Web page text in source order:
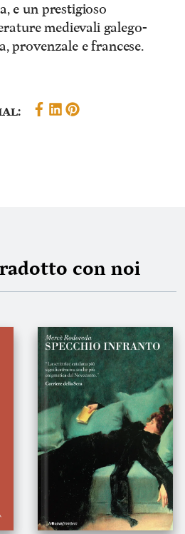
e un prestigioso
medievali galego-
provenzale e francese.
con noi